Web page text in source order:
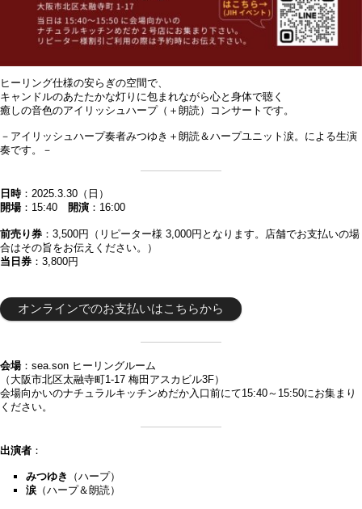
ヒーリング仕様の安らぎの空間で、
キャンドルのあたたかな灯りに包まれながら心と身体で聴く
癒しの音色のアイリッシュハープ（＋朗読）コンサートです。
－アイリッシュハープ奏者みつゆき＋朗読＆ハープユニット涙。による生演
奏です。－
日時：2025.3.30（日）
開場：15:40 開演 ：16:00
前売り券 ：3,500円（リピーター様 3,000円となります。店舗でお支払いの場
合はその旨をお伝えください。）
当日券 ：3,800円
オンラインでのお支払いはこちらから
会場：sea.son ヒーリングルーム
（大阪市北区太融寺町1-17 梅田アスカビル3F）
会場向かいのナチュラルキッチンめだか入口前にて15:40～15:50にお集まり
ください。
出演者 ：
みつゆき
（ハープ）
涙（ハープ＆朗読）